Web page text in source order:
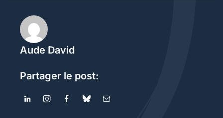
Aude David
Partager le post: